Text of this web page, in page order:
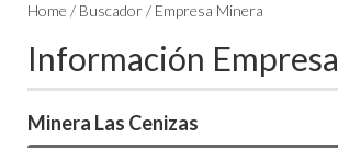
Home / Buscador / Empresa Minera
Información Empresa
Minera Las Cenizas